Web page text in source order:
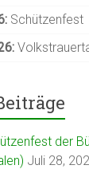
Schützenfest
der
Juli 28,